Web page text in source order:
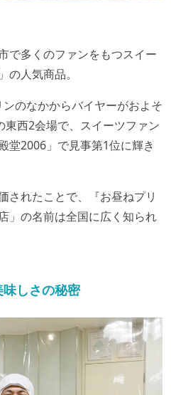
で多くのファンをもつスイー
の人気商品。
のなかからバイヤーがおよそ
西2会場で、スイーツファン
堂2006」で見事第1位に輝き
されたことで、『お昼ねプリ
」の名前は全国に広く知られ
味しさの秘密